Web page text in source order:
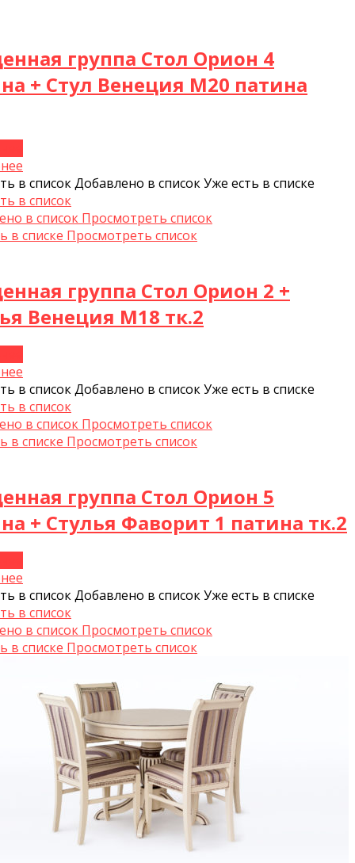
группа Стол Орион 4
+ Стул Венеция М20 патина
в списокДобавлено в списокУже есть в списке
в список
в список Просмотреть список
в списке Просмотреть список
группа Стол Орион 2 +
Венеция М18 тк.2
в списокДобавлено в списокУже есть в списке
в список
в список Просмотреть список
в списке Просмотреть список
группа Стол Орион 5
+ Стулья Фаворит 1 патина тк.2
в списокДобавлено в списокУже есть в списке
в список
в список Просмотреть список
в списке Просмотреть список